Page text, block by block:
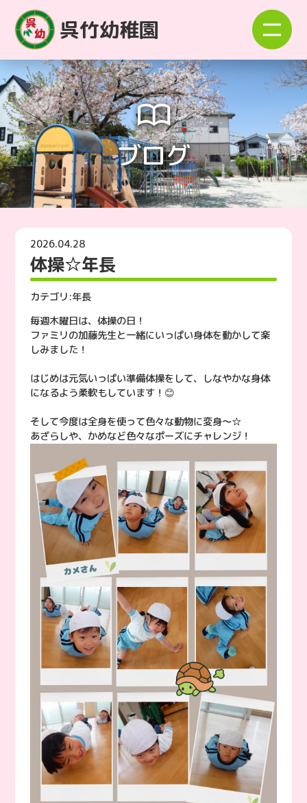
呉竹幼稚園
ブログ
2026.04.28
体操☆年長
カテゴリ:年長
毎週木曜日は、体操の日！
ファミリの加藤先生と一緒にいっぱい身体を動かして楽
しみました！
はじめは元気いっぱい準備体操をして、しなやかな身体
になるよう柔軟もしています！😊
そして今度は全身を使って色々な動物に変身〜☆
あざらしや、かめなど色々なポーズにチャレンジ！